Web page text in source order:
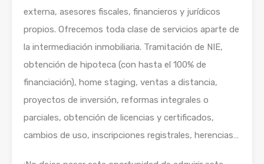
externa, asesores fiscales, financieros y jurídicos
propios. Ofrecemos toda clase de servicios aparte de
la intermediación inmobiliaria. Tramitación de NIE,
obtención de hipoteca (con hasta el 100% de
financiación), home staging, ventas a distancia,
proyectos de inversión, reformas integrales o
parciales, obtención de licencias y certificados,
cambios de uso, inscripciones registrales, herencias…